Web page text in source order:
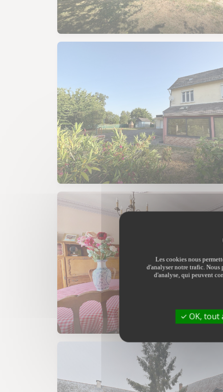
Les cookies nous
d'analyser notre trafic. Nous
d'analyse, qui peuvent
OK, tout